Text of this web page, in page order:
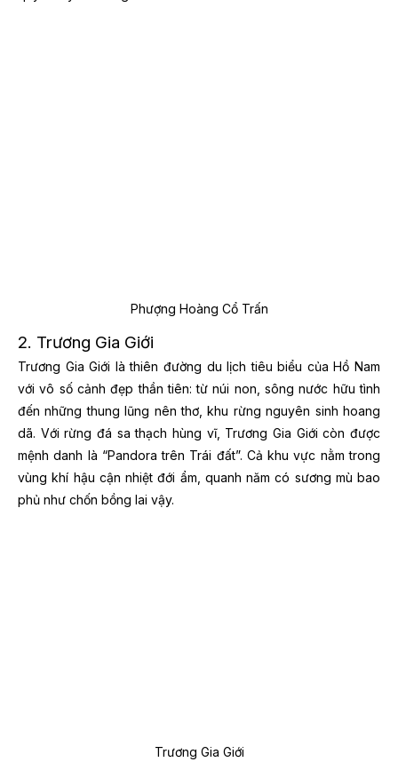
Phượng Hoàng Cổ Trấn
2. Trương Gia Giới
Trương Gia Giới là thiên đường du lịch tiêu biểu của Hồ Nam
với vô số cảnh đẹp thần tiên: từ núi non, sông nước hữu tình
đến những thung lũng nên thơ, khu rừng nguyên sinh hoang
dã. Với rừng đá sa thạch hùng vĩ, Trương Gia Giới còn được
mệnh danh là “Pandora trên Trái đất”. Cả khu vực nằm trong
vùng khí hậu cận nhiệt đới ẩm, quanh năm có sương mù bao
phủ như chốn bồng lai vậy.
Trương Gia Giới